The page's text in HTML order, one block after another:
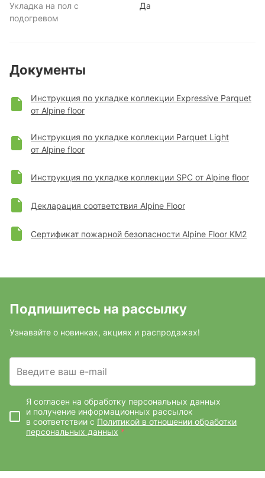
Укладка на пол с
подогревом
Да
Документы
Инструкция по укладке коллекции Expressive Parquet
от Alpine floor
Инструкция по укладке коллекции Parquet Light
от Alpine floor
Инструкция по укладке коллекции SPC от Alpine floor
Декларация соответствия Alpine Floor
Сертификат пожарной безопасности Alpine Floor KM2
Подпишитесь на рассылку
Узнавайте о новинках, акциях и распродажах!
Введите ваш e-mail
Я согласен на обработку персональных данных
и получение информационных рассылок
в соответствии с Политикой в отношении обработки
персональных данных *